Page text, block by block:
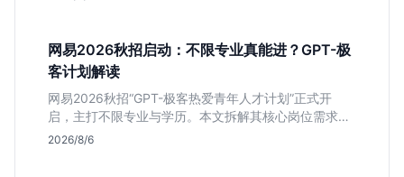
网易2026秋招启动：不限专业真能进？GPT-极
客计划解读
网易2026秋招“GPT-极客热爱青年人才计划”正式开
启，主打不限专业与学历。本文拆解其核心岗位需求
（技术研发、游戏策划、算法），分析非科班同学的投
2026/8/6